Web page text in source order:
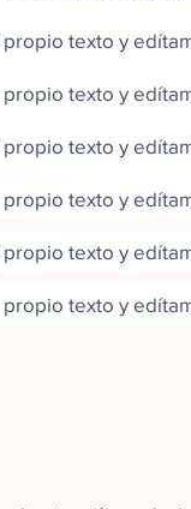
texto y
texto y
texto y
texto y
texto y
texto y